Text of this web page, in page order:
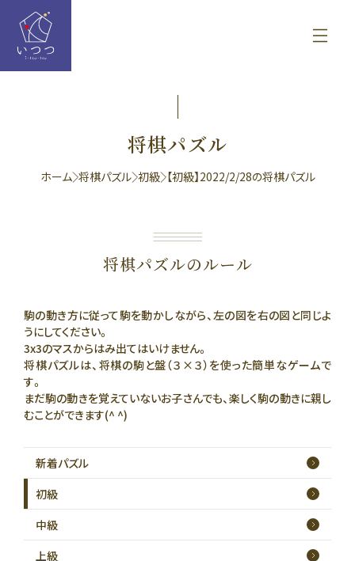
将棋パズル
ホーム 将棋パズル 初級 【初級】2022/2/28の将棋パズル
将棋パズルのルール
駒の動き方に従って駒を動かしながら、左の図を右の図と同じよ
うにしてください。
3x3のマスからはみ出てはいけません。
将棋パズルは、将棋の駒と盤（３×３）を使った簡単なゲームで
す。
まだ駒の動きを覚えていないお子さんでも、楽しく駒の動きに親し
むことができます(^ ^)
新着パズル
初級
中級
上級